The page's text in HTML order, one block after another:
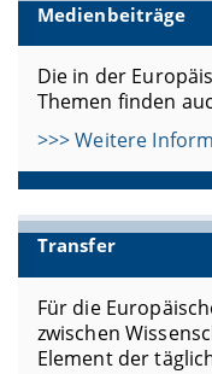
Medienbeiträge
Die in der
Themen finden
>>> Weitere
Transfer
Für die
zwischen
Element der